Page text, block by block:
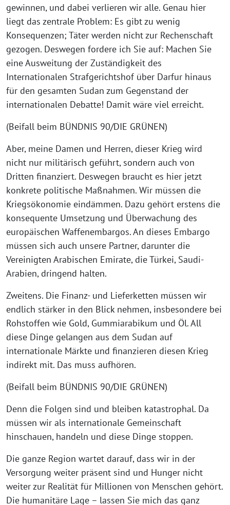
gewinnen, und dabei verlieren wir alle. Genau hier
liegt das zentrale Problem: Es gibt zu wenig
Konsequenzen; Täter werden nicht zur Rechenschaft
gezogen. Deswegen fordere ich Sie auf: Machen Sie
eine Ausweitung der Zuständigkeit des
Internationalen Strafgerichtshof über Darfur hinaus
für den gesamten Sudan zum Gegenstand der
internationalen Debatte! Damit wäre viel erreicht.
(Beifall beim BÜNDNIS 90/DIE GRÜNEN)
Aber, meine Damen und Herren, dieser Krieg wird
nicht nur militärisch geführt, sondern auch von
Dritten finanziert. Deswegen braucht es hier jetzt
konkrete politische Maßnahmen. Wir müssen die
Kriegsökonomie eindämmen. Dazu gehört erstens die
konsequente Umsetzung und Überwachung des
europäischen Waffenembargos. An dieses Embargo
müssen sich auch unsere Partner, darunter die
Vereinigten Arabischen Emirate, die Türkei, Saudi-
Arabien, dringend halten.
Zweitens. Die Finanz- und Lieferketten müssen wir
endlich stärker in den Blick nehmen, insbesondere bei
Rohstoffen wie Gold, Gummiarabikum und Öl. All
diese Dinge gelangen aus dem Sudan auf
internationale Märkte und finanzieren diesen Krieg
indirekt mit. Das muss aufhören.
(Beifall beim BÜNDNIS 90/DIE GRÜNEN)
Denn die Folgen sind und bleiben katastrophal. Da
müssen wir als internationale Gemeinschaft
hinschauen, handeln und diese Dinge stoppen.
Die ganze Region wartet darauf, dass wir in der
Versorgung weiter präsent sind und Hunger nicht
weiter zur Realität für Millionen von Menschen gehört.
Die humanitäre Lage – lassen Sie mich das ganz